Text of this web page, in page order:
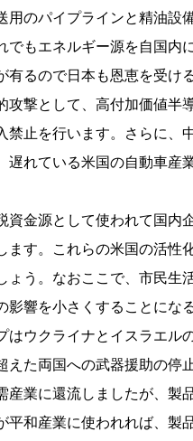
のパイプラインと精油設
でもエネルギー源を自国内
るので日本も恩恵を受け
撃として、高付加価値半
禁止を行います。さらに、
遅れている米国の自動車産
金源として使われて国内
ます。これらの米国の活性
ょう。なおここで、市民生
響を小さくすることにな
ウクライナとイスラエル
た両国への武器援助の停
産業に還流しましたが、製
平和産業に使われれば、製